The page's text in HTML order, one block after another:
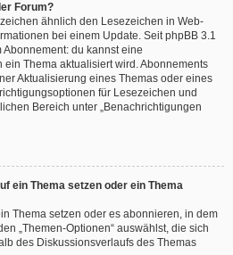
Forum?
ähnlich den Lesezeichen in Web-
bei einem Update. Seit phpBB 3.1
du kannst eine
Thema aktualisiert wird. Abonnements
Aktualisierung eines Themas oder eines
für Lesezeichen und
Bereich unter „Benachrichtigungen
ein Thema setzen oder ein Thema
Thema setzen oder es abonnieren, in dem
„Themen-Optionen“ auswählst, die sich
des Diskussionsverlaufs des Themas